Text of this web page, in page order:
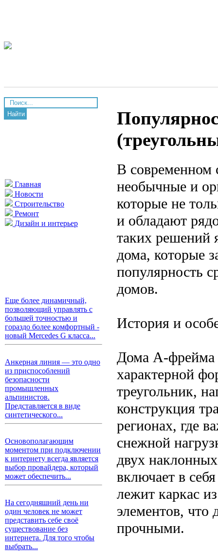
Найти
Главная
Новости
Строительство
Ремонт
Дизайн и интерьер
Еще более динамичный,
позволяющий управлять с
большей точностью и
гораздо более комфортный -
новый Mercedes G класса...
Анкерная линия — это одно
из приспособлений
безопасности
промышленных
альпинистов.
Представляется в виде
синтетического...
Основополагающим
моментом при подключении
к интернету всегда является
выбор провайдера, который
может обеспечить...
На сегодняшний день ни
один человек не может
представить себе своё
существование без
интернета. Для того чтобы
выбрать...
В современном
необычные и
которые не
и обладают
таких решений
дома, которые
популярность
домов.
История и
Дома А-фрейма
характерной
треугольник,
конструкция
регионах, где
снежной
двух
включает в
лежит каркас
элементов, что
прочными.